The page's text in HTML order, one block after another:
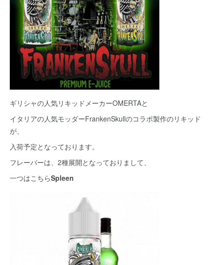
ギリシャの人気リキッドメーカーOMERTAと
イタリアの人気モッダーFrankenSkullのコラボ製作のリキッド
が、
入荷予定となっております。
フレーバーは、2種展開となっておりまして、
一つはこちらSpleen